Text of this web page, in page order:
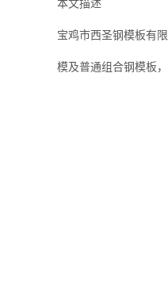
宝鸡市西圣钢模板有
模及普通组合钢模板